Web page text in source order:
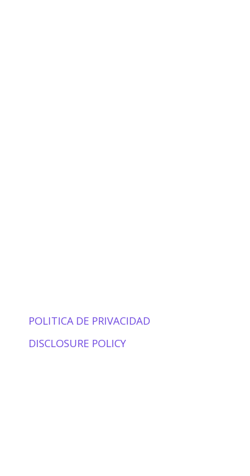
POLITICA DE PRIVACIDAD
DISCLOSURE POLICY